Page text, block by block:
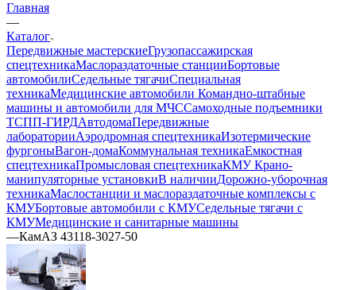
Главная
—
Каталог
Передвижные мастерскиеГрузопассажирская
спецтехникаМаслораздаточные станцииБортовые
автомобилиСедельные тягачиСпециальная
техникаМедицинские автомобили Командно-штабные
машины и автомобили для МЧССамоходные подъемники
ТСПП-ГИРДАвтодомаПередвижные
лабораторииАэродромная спецтехникаИзотермические
фургоныВагон-домаКоммунальная техникаЕмкостная
спецтехникаПромысловая спецтехникаКМУ Крано-
манипуляторные установкиВ наличииДорожно-уборочная
техникаМаслостанции и маслораздаточные комплексы с
КМУБортовые автомобили с КМУСедельные тягачи с
КМУМедицинские и санитарные машины
—КамАЗ 43118-3027-50